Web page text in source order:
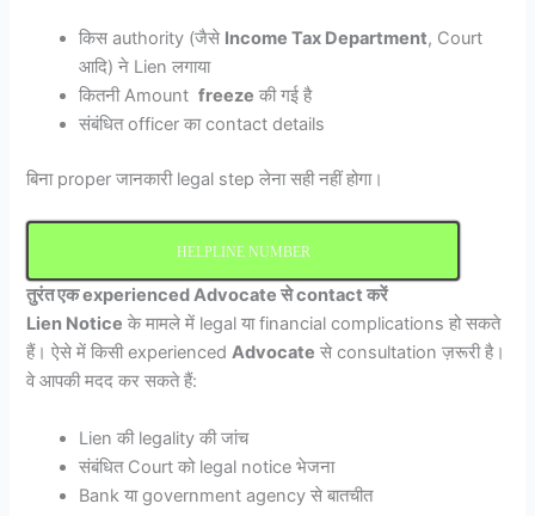
किस authority (जैसे Income Tax Department, Court
आदि) ने Lien लगाया
कितनी Amountfreeze की गई है
संबंधित officer का contact details
बिना proper जानकारी legal step लेना सही नहीं होगा।
HELPLINE NUMBER
तुरंत एक experienced Advocate से contact करें
Lien Notice के मामले में legal या financial complications हो सकते
हैं। ऐसे में किसी experiencedAdvocate से consultation ज़रूरी है।
वे आपकी मदद कर सकते हैं:
Lien की legality की जांच
संबंधित Court को legal notice भेजना
Bank या government agency से बातचीत